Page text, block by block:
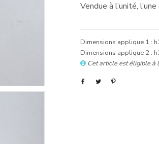
Vendue à l’unité,
Dimensions applique 1 :
Dimensions applique 2 :
Cet article est éligible à